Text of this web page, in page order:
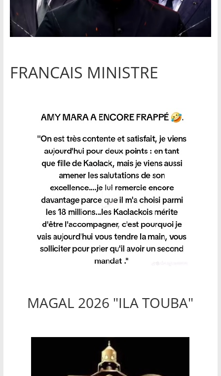
FRANCAIS MINISTRE
MAGAL 2026 "ILA TOUBA"